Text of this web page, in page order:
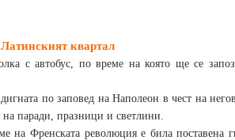
квартал
с автобус, по време на която ще се
по заповед на Наполеон в чест на
паради, празници и светлини.
Френската революция е била поставена